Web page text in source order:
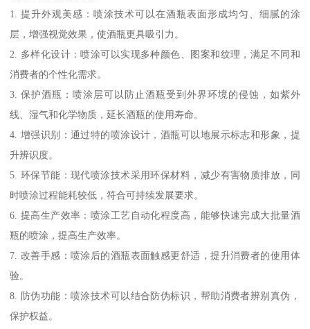
1. 提升外观美感：喷涂技术可以在酒瓶表面形成均匀、细腻的涂
层，增强视觉效果，使酒瓶更具吸引力。
2. 多样化设计：喷涂可以实现多种颜色、图案和纹理，满足不同和
消费者的个性化需求。
3. 保护酒瓶：喷涂层可以防止酒瓶受到外界环境的侵蚀，如紫外
线、湿气和化学物质，延长酒瓶的使用寿命。
4. 增强识别：通过特的喷涂设计，酒瓶可以地展示标志和形象，提
升辨识度。
5. 环保节能：现代喷涂技术采用环保材料，减少有害物质排放，同
时喷涂过程能耗较低，符合可持续发展要求。
6. 提高生产效率：喷涂工艺自动化程度高，能够快速完成大批量酒
瓶的喷涂，提高生产效率。
7. 改善手感：喷涂后的酒瓶表面触感更舒适，提升消费者的使用体
验。
8. 防伪功能：喷涂技术可以结合防伪标识，帮助消费者辨别真伪，
保护权益。